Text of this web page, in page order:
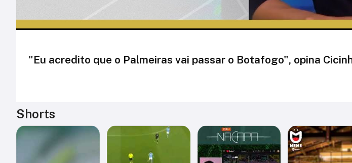
"Eu acredito que o Palmeiras vai passar o Botafogo", opina
Shorts